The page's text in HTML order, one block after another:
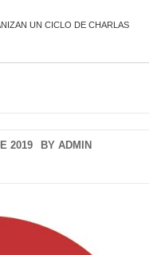
UN CICLO DE CHARLAS
2019 BY ADMIN